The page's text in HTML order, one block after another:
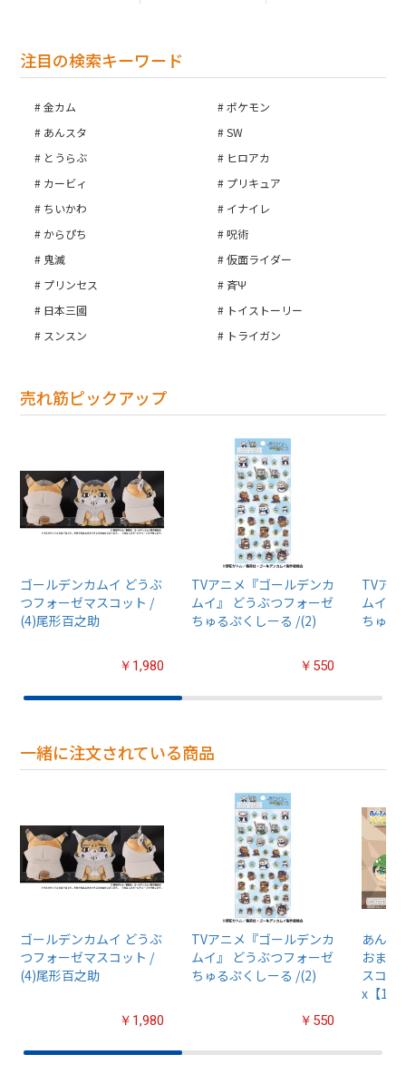
注目の検索キーワード
金カム
ポケモン
あんスタ
SW
とうらぶ
ヒロアカ
カービィ
プリキュア
ちいかわ
イナイレ
からぴち
呪術
鬼滅
仮面ライダー
プリンセス
斉Ψ
日本三國
トイストーリー
スンスン
トライガン
売れ筋ピックアップ
ゴールデンカムイ どうぶ
つフォーゼマスコット /
(4)尾形百之助
￥1,980
TVアニメ『ゴールデンカ
ムイ』 どうぶつフォーゼ
ちゅるぷくしーる /(2)
￥550
TVア
ムイ』
ちゅる
一緒に注文されている商品
ゴールデンカムイ どうぶ
つフォーゼマスコット /
(4)尾形百之助
￥1,980
TVアニメ『ゴールデンカ
ムイ』 どうぶつフォーゼ
ちゅるぷくしーる /(2)
￥550
あんさ
おまん
スコッ
x【